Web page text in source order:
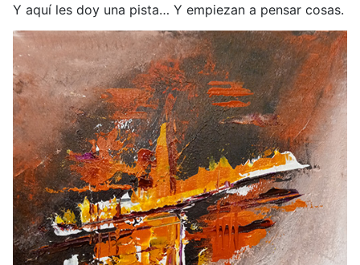
Y aquí les doy una pista… Y empiezan a pensar cosas.